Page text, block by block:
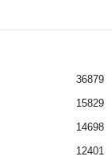
36879
15829
14698
12401